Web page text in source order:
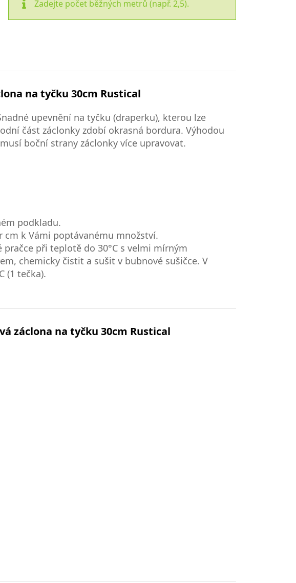
Zadejte počet běžných metrů (např. 2,5).
na tyčku 30cm Rustical
upevnění na tyčku (draperku), kterou lze
část záclonky zdobí okrasná bordura. Výhodou
boční strany záclonky více upravovat.
podkladu.
cm k Vámi poptávanému množství.
při teplotě do 30°C s velmi mírným
chemicky čistit a sušit v bubnové sušičce. V
(1 tečka).
záclona na tyčku 30cm Rustical